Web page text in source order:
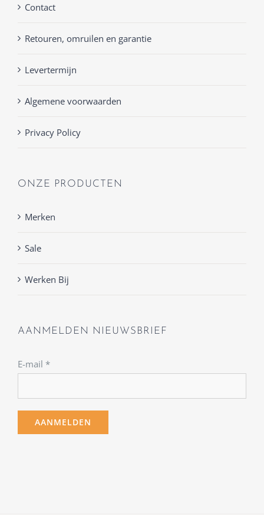
Contact
Retouren, omruilen en garantie
Levertermijn
Algemene voorwaarden
Privacy Policy
ONZE PRODUCTEN
Merken
Sale
Werken Bij
AANMELDEN NIEUWSBRIEF
E-mail *